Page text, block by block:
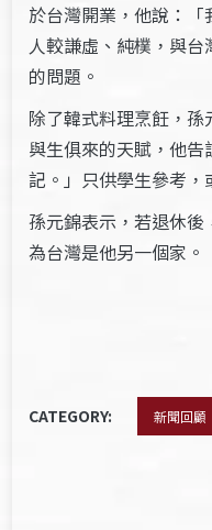
於台灣開業，他說：
人較謙虛、純樸，與
的問題。
除了韓式料理烹飪，
與生俱來的天賦，他
記。」只供學生參考，
孫元錦表示，若退休
為台灣是他另一個家。
CATEGORY: 新聞回顧